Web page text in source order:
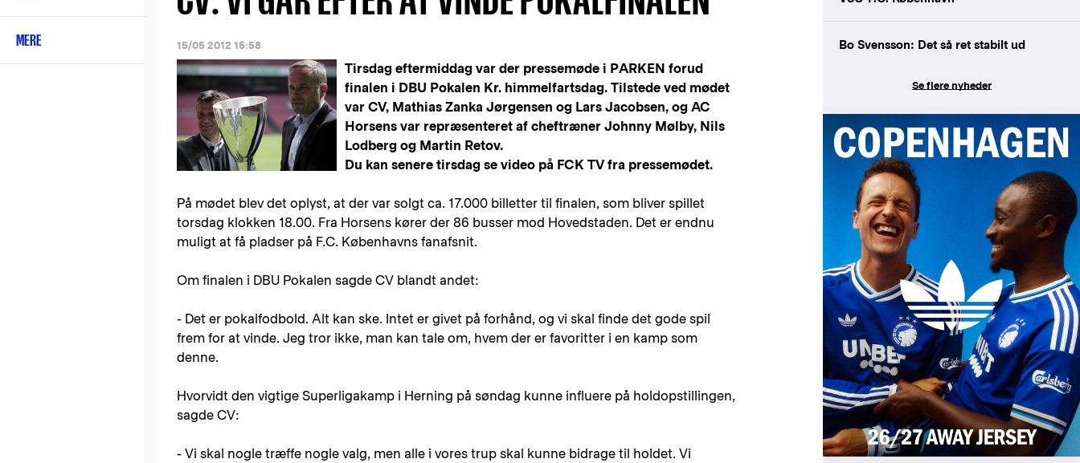
MERE 15/05 2012 15:58
Tirsdag eftermiddag var der pressemøde i PARKEN forud
finalen i DBU Pokalen Kr. himmelfartsdag. Tilstede ved mødet
var CV, Mathias Zanka Jørgensen og Lars Jacobsen, og AC
Horsens var repræsenteret af cheftræner Johnny Mølby, Nils
Lodberg og Martin Retov.
Du kan senere tirsdag se video på FCK TV fra pressemødet.
På mødet blev det oplyst, at der var solgt ca. 17.000 billetter til finalen, som bliver spillet
torsdag klokken 18.00. Fra Horsens kører der 86 busser mod Hovedstaden. Det er endnu
muligt at få pladser på F.C. Københavns fanafsnit.
Om finalen i DBU Pokalen sagde CV blandt andet:
- Det er pokalfodbold. Alt kan ske. Intet er givet på forhånd, og vi skal finde det gode spil
frem for at vinde. Jeg tror ikke, man kan tale om, hvem der er favoritter i en kamp som
denne.
Hvorvidt den vigtige Superligakamp i Herning på søndag kunne influere på holdopstillingen,
sagde CV:
- Vi skal nogle træffe nogle valg, men alle i vores trup skal kunne bidrage til holdet. Vi
Bo Svensson: Det så ret stabilt ud
Se flere nyheder